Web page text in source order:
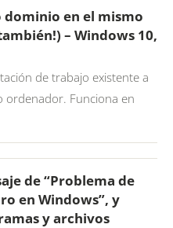
dominio en el mismo
– Windows 10,
de trabajo existente a
ordenador. Funciona en
de “Problema de
en Windows”, y
y archivos